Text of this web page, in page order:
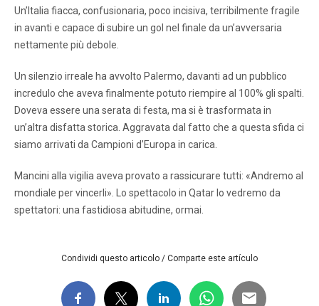
Un’Italia fiacca, confusionaria, poco incisiva, terribilmente fragile
in avanti e capace di subire un gol nel finale da un’avversaria
nettamente più debole.
Un silenzio irreale ha avvolto Palermo, davanti ad un pubblico
incredulo che aveva finalmente potuto riempire al 100% gli spalti.
Doveva essere una serata di festa, ma si è trasformata in
un’altra disfatta storica. Aggravata dal fatto che a questa sfida ci
siamo arrivati da Campioni d’Europa in carica.
Mancini alla vigilia aveva provato a rassicurare tutti: «Andremo al
mondiale per vincerli». Lo spettacolo in Qatar lo vedremo da
spettatori: una fastidiosa abitudine, ormai.
Condividi questo articolo / Comparte este artículo